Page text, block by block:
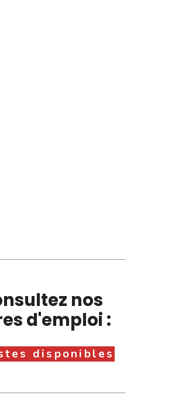
nos
d'emploi :
disponibles